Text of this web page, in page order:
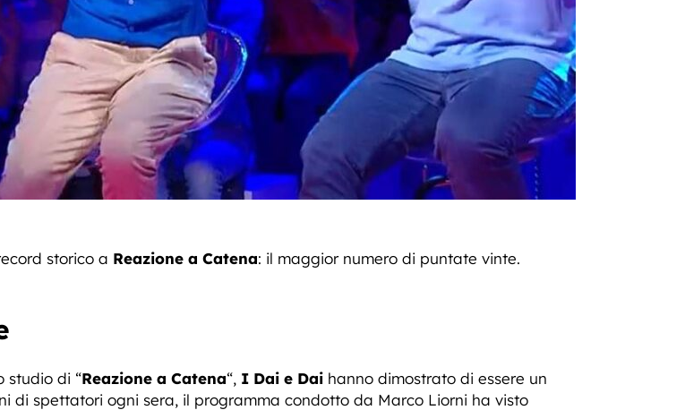
storico a Reazione a Catena: il maggior numero di puntate vinte.
studio di “Reazione a Catena“, I Dai e Dai hanno dimostrato di essere un
di spettatori ogni sera, il programma condotto da Marco Liorni ha visto